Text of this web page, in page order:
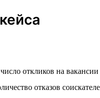
откликов на
отказов